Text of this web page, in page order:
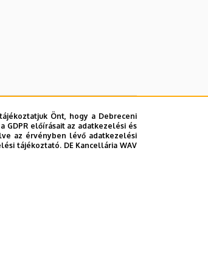
Önt, hogy a Debreceni
előírásait az adatkezelési és
az érvényben lévő adatkezelési
tájékoztató. DE Kancellária WAV